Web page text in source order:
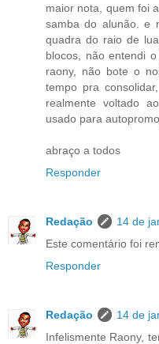
maior nota, quem foi
samba do alunão. e
quadra do raio de
blocos, não entendi
raony, não bote o
tempo pra
realmente voltado
usado para
abraço a todos
Responder
Redação
14 de
Este comentário foi
Responder
Redação
14 de
Infelismente Raony,